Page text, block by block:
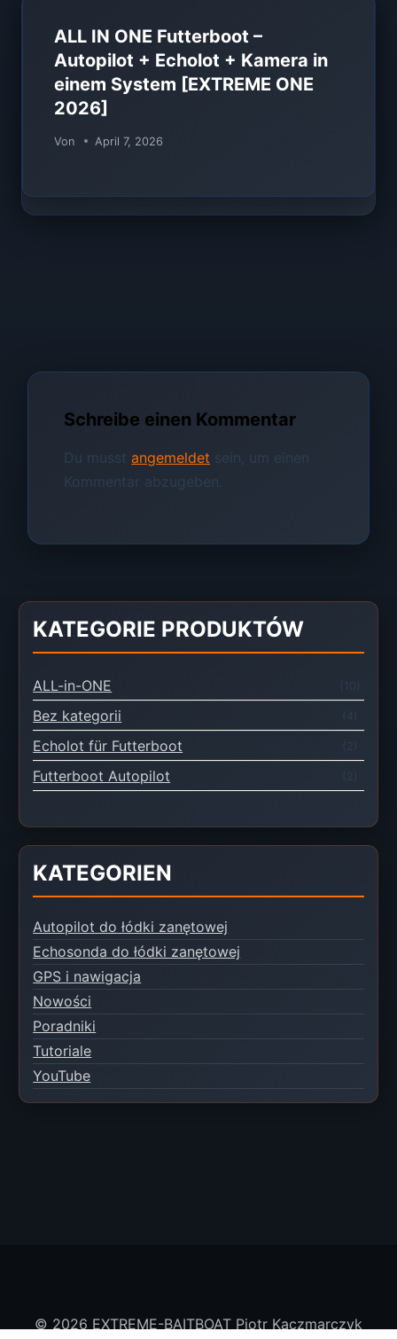
ALL IN ONE Futterboot –
Autopilot + Echolot + Kamera in
einem System [EXTREME ONE
2026]
Von April 7, 2026
Schreibe einen Kommentar
Du musstangemeldet sein, um einen
Kommentar abzugeben.
KATEGORIE PRODUKTÓW
ALL-in-ONE (10)
Bez kategorii (4)
Echolot für Futterboot
Futterboot Autopilot
KATEGORIEN
Autopilot do łódki zanętowej
Echosonda do łódki zanętowej
GPS i nawigacja
Nowości
Poradniki
Tutoriale
YouTube
© 2026 EXTREME-BAITBOAT Piotr Kaczmarczyk